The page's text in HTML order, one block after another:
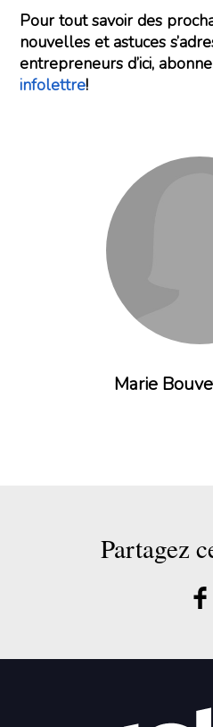
Pour tout savoir des
nouvelles et astuces
entrepreneurs d’ici,
infolettre!
Marie
Partagez